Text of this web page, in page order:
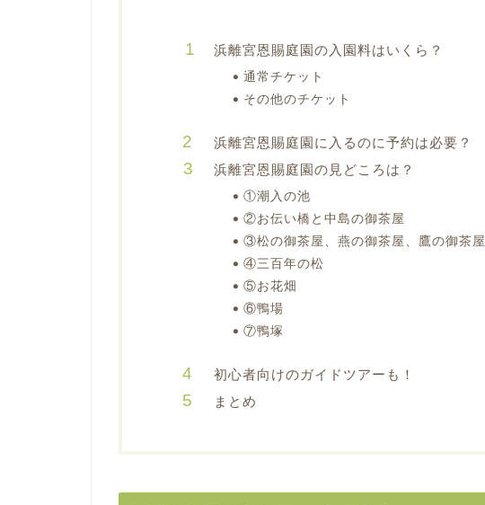
浜離宮恩賜庭園の入園料はいくら？
通常チケット
その他のチケット
浜離宮恩賜庭園に入るのに予約は必要？
浜離宮恩賜庭園の見どころは？
①潮入の池
②お伝い橋と中島の御茶屋
③松の御茶屋、燕の御茶屋、鷹の御茶屋
④三百年の松
⑤お花畑
⑥鴨場
⑦鴨塚
初心者向けのガイドツアーも！
まとめ